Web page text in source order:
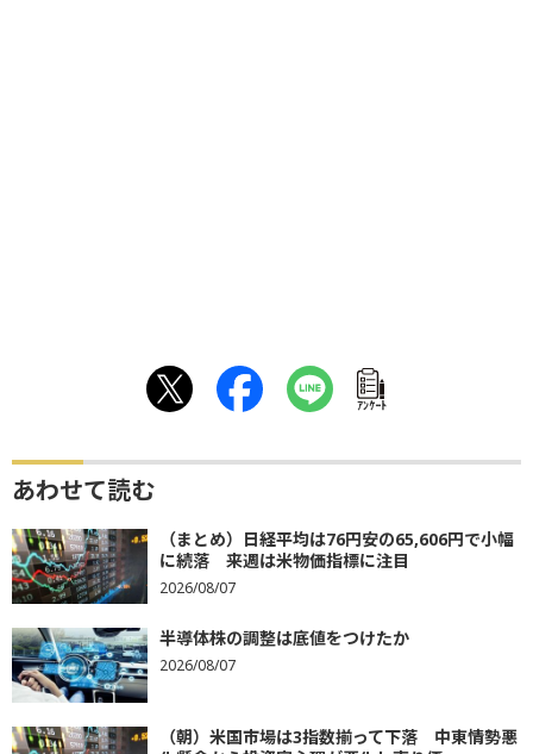
ｱﾝｹｰﾄ
あわせて読む
（まとめ）日経平均は76円安の65,606円で小幅
に続落 来週は米物価指標に注目
2026/08/07
半導体株の調整は底値をつけたか
2026/08/07
（朝）米国市場は3指数揃って下落 中東情勢悪